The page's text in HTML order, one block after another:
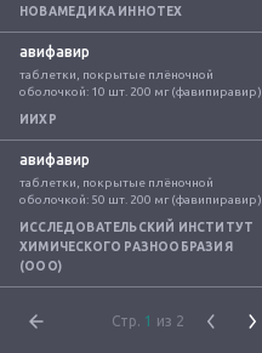
НОВАМЕДИКА ИННОТЕХ
авифавир
таблетки, покрытые плёночной
оболочкой: 10 шт. 200 мг (фавипиравир)
ИИХР
авифавир
таблетки, покрытые плёночной
оболочкой: 50 шт. 200 мг (фавипиравир)
ИССЛЕДОВАТЕЛЬСКИЙ ИНСТИТУТ
ХИМИЧЕСКОГО РАЗНООБРАЗИЯ
(ООО)
Стр. 1 из 2